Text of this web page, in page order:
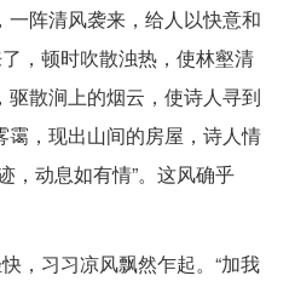
阵清风袭来，给人以快意和
，顿时吹散浊热，使林壑清
散涧上的烟云，使诗人寻到
，现出山间的房屋，诗人情
，动息如有情”。这风确乎
，习习凉风飘然乍起。“加我